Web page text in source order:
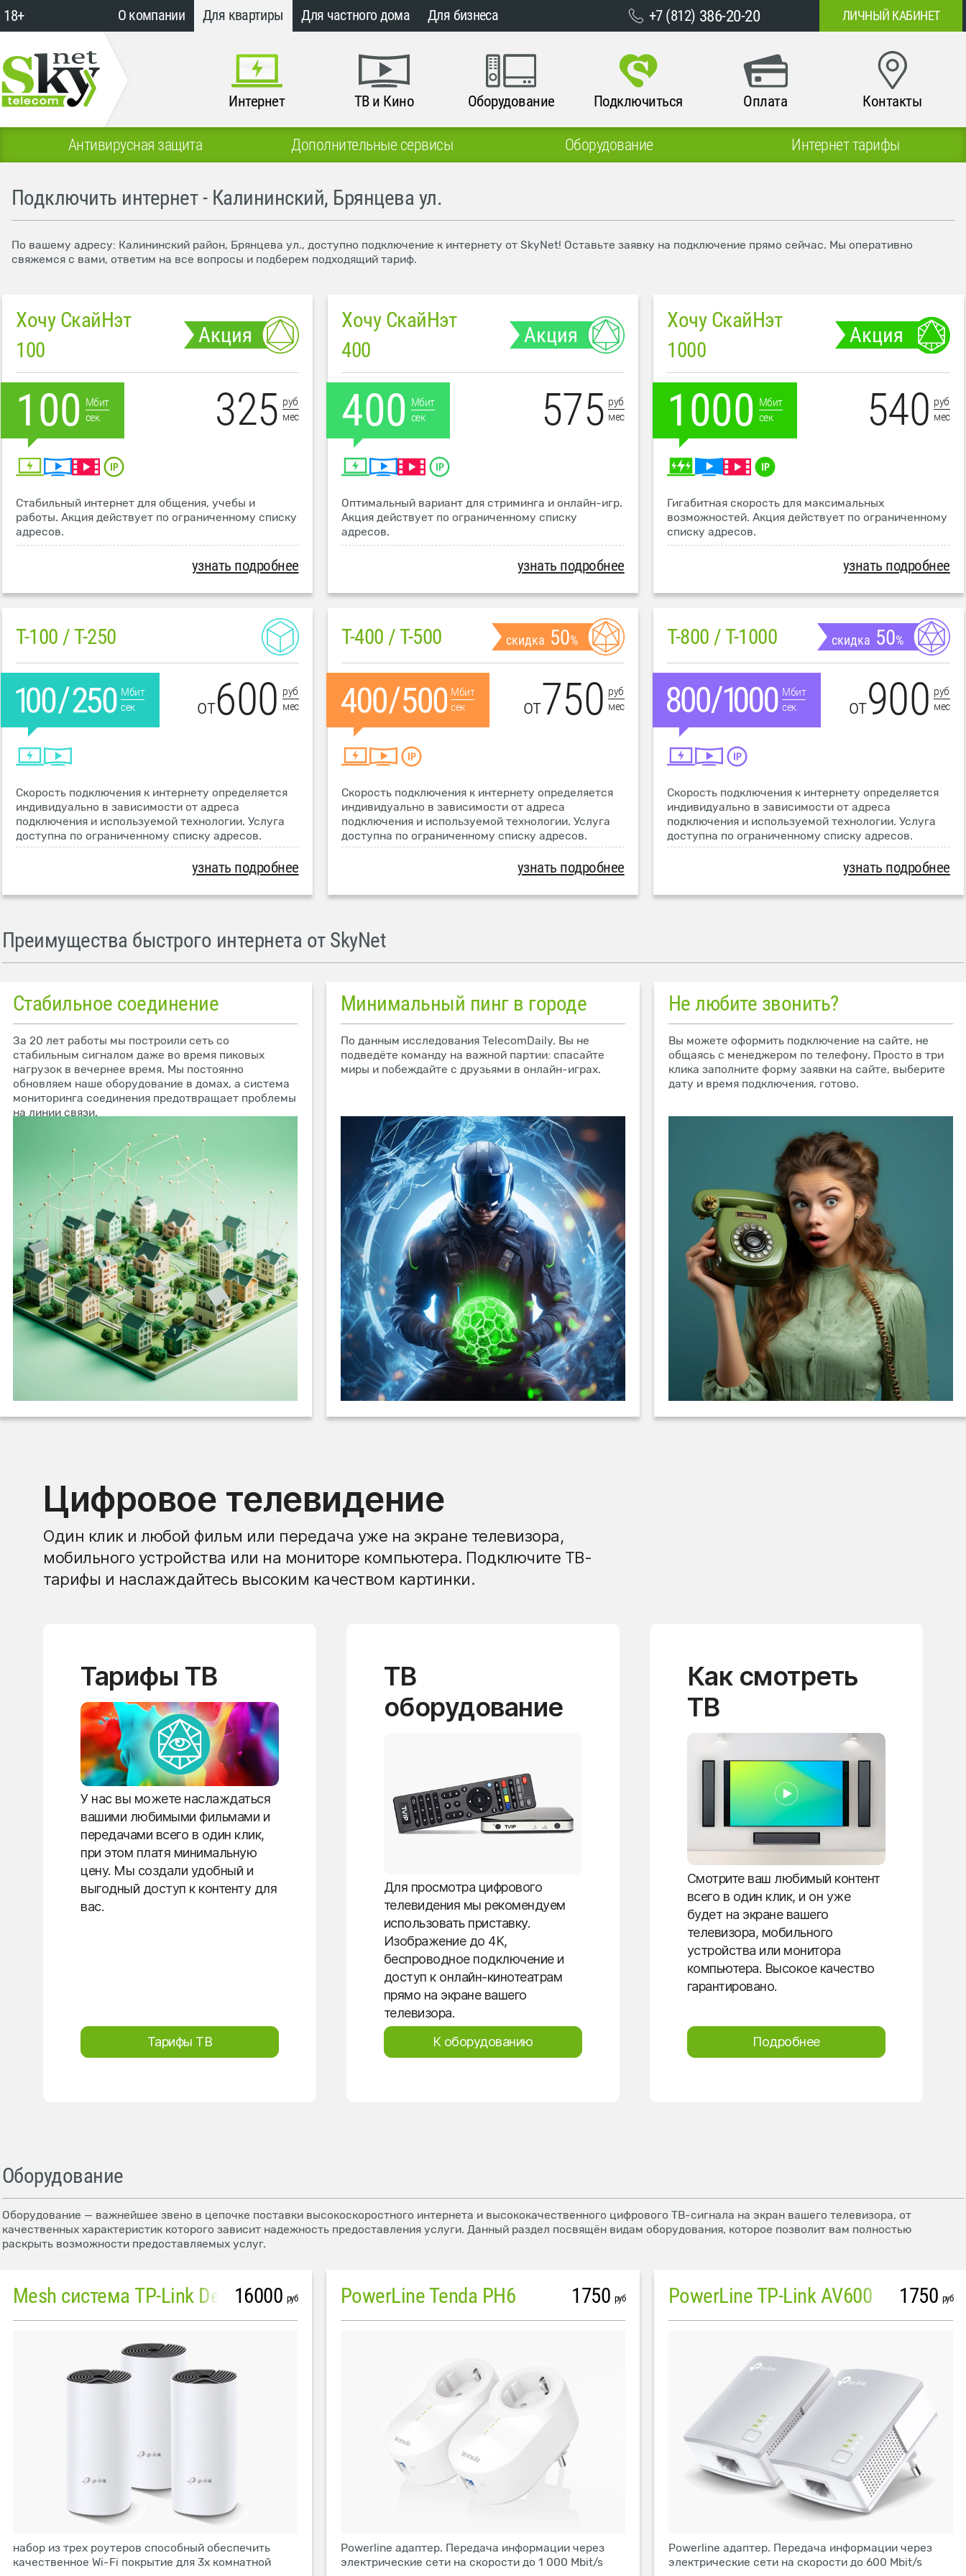
18+ О компании Для квартиры Для частного дома Для бизнеса +7 (812) 386-20-20 ЛИЧНЫЙ КАБИНЕТ
Интернет ТВ и Кино Оборудование Подключиться Оплата Контакты
Антивирусная защита Дополнительные сервисы Оборудование Интернет тарифы
Подключить интернет - Калининский, Брянцева ул.
По вашему адресу: Калининский район, Брянцева ул., доступно подключение к интернету от SkyNet! Оставьте заявку на подключение прямо сейчас. Мы оперативно
свяжемся с вами, ответим на все вопросы и подберем подходящий тариф.
Хочу СкайНэт
100
Акция
100 Мбит
сек
325 руб
мес
Стабильный интернет для общения, учебы и
работы. Акция действует по ограниченному списку
адресов.
узнать подробнее
Хочу СкайНэт
400
Акция
400 Мбит
сек
575 руб
мес
Оптимальный вариант для стриминга и онлайн-игр.
Акция действует по ограниченному списку
адресов.
узнать подробнее
Хочу СкайНэт
1000
Акция
1000 Мбит
сек
540 руб
мес
Гигабитная скорость для максимальных
возможностей. Акция действует по ограниченному
списку адресов.
узнать подробнее
T-100 / T-250
Мбит
сек
от600 руб
мес
Скорость подключения к интернету определяется
индивидуально в зависимости от адреса
подключения и используемой технологии. Услуга
доступна по ограниченному списку адресов.
узнать подробнее
T-400 / T-500 скидка 50%
Мбит
сек
от750 руб
мес
Скорость подключения к интернету определяется
индивидуально в зависимости от адреса
подключения и используемой технологии. Услуга
доступна по ограниченному списку адресов.
узнать подробнее
T-800 / T-1000 скидка 50%
Мбит
сек
от900 руб
мес
Скорость подключения к интернету определяется
индивидуально в зависимости от адреса
подключения и используемой технологии. Услуга
доступна по ограниченному списку адресов.
узнать подробнее
Преимущества быстрого интернета от SkyNet
Стабильное соединение
За 20 лет работы мы построили сеть со
стабильным сигналом даже во время пиковых
нагрузок в вечернее время. Мы постоянно
обновляем наше оборудование в домах, а система
мониторинга соединения предотвращает проблемы
на линии связи.
Минимальный пинг в городе
По данным исследования TelecomDaily. Вы не
подведёте команду на важной партии: спасайте
миры и побеждайте с друзьями в онлайн-играх.
Не любите звонить?
Вы можете оформить подключение на сайте, не
общаясь с менеджером по телефону. Просто в три
клика заполните форму заявки на сайте, выберите
дату и время подключения, готово.
Цифровое телевидение
Один клик и любой фильм или передача уже на экране телевизора,
мобильного устройства или на мониторе компьютера. Подключите ТВ-
тарифы и наслаждайтесь высоким качеством картинки.
Тарифы ТВ
У нас вы можете наслаждаться
вашими любимыми фильмами и
передачами всего в один клик,
при этом платя минимальную
цену. Мы создали удобный и
выгодный доступ к контенту для
вас.
Тарифы ТВ
ТВ
оборудование
Для просмотра цифрового
телевидения мы рекомендуем
использовать приставку.
Изображение до 4K,
беспроводное подключение и
доступ к онлайн-кинотеатрам
прямо на экране вашего
телевизора.
К оборудованию
Как смотреть
ТВ
Смотрите ваш любимый контент
всего в один клик, и он уже
будет на экране вашего
телевизора, мобильного
устройства или монитора
компьютера. Высокое качество
гарантировано.
Подробнее
Оборудование
Оборудование — важнейшее звено в цепочке поставки высокоскоростного интернета и высококачественного цифрового ТВ-сигнала на экран вашего телевизора, от
качественных характеристик которого зависит надежность предоставления услуги. Данный раздел посвящён видам оборудования, которое позволит вам полностью
раскрыть возможности предоставляемых услуг.
Mesh система TP-Link Deco M4 (3 устройства)
16000 руб
набор из трех роутеров способный обеспечить
качественное Wi-Fi покрытие для 3х комнатной
PowerLine Tenda PH6 1750 руб
Powerline адаптер. Передача информации через
электрические сети на скорости до 1 000 Mbit/s
PowerLine TP-Link AV600 1750 руб
Powerline адаптер. Передача информации через
электрические сети на скорости до 600 Mbit/s